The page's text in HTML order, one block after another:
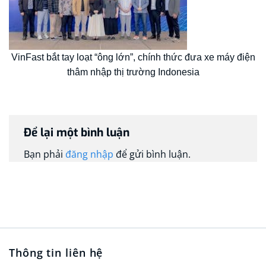
VinFast bắt tay loạt “ông lớn”, chính thức đưa xe máy điện
thâm nhập thị trường Indonesia
Để lại một bình luận
Bạn phải đăng nhập để gửi bình luận.
Thông tin liên hệ